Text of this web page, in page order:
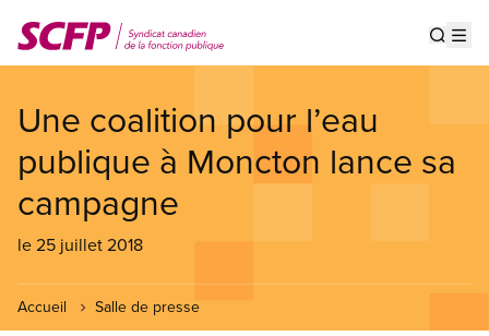
au
contenu
Une coalition pour l’eau
publique à Moncton lance sa
campagne
le 25 juillet 2018
Accueil Salle de presse